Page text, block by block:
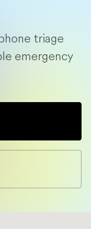
triage
emergency